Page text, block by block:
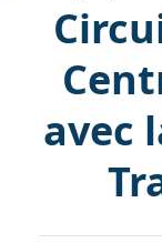
avec